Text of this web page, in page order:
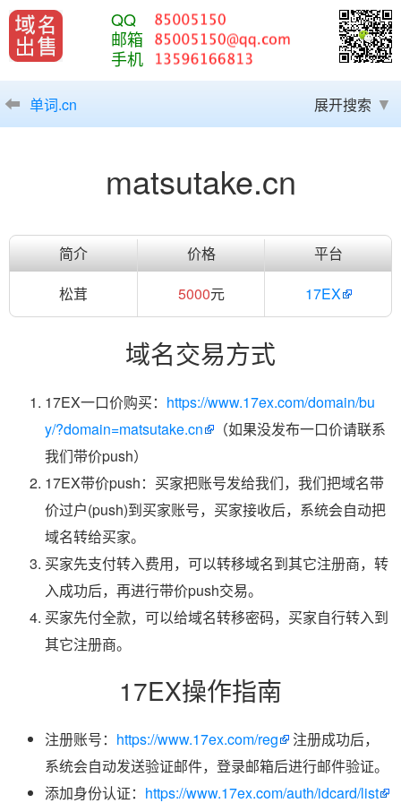
QQ
邮箱
手机
单词.cn 展开搜索
matsutake.cn
简介 价格
平台
松茸
5000元 17EX
域名交易方式
17EX一口价购买： https://www.17ex.com/domain/bu
y/?domain=matsutake.cn
（如果没发布一口价请联系
我们带价push）
17EX带价push：买家把账号发给我们，我们把域名带
价过户(push)到买家账号，买家接收后，系统会自动把
域名转给买家。
买家先支付转入费用，可以转移域名到其它注册商，转
入成功后，再进行带价push交易。
买家先付全款，可以给域名转移密码，买家自行转入到
其它注册商。
17EX操作指南
注册账号： https://www.17ex.com/reg
注册成功后，
系统会自动发送验证邮件，登录邮箱后进行邮件验证。
添加身份认证： https://www.17ex.com/auth/idcard/list